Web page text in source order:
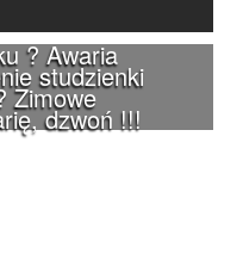
? Awaria
studzienki
Zimowe
dzwoń !!!